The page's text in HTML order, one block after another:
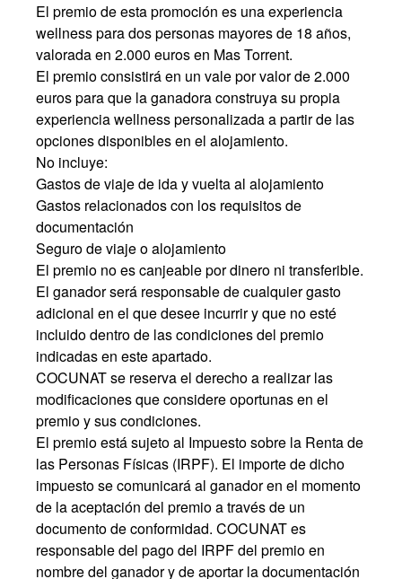
El premio de esta promoción es una experiencia
wellness para dos personas mayores de 18 años,
valorada en 2.000 euros en Mas Torrent.
El premio consistirá en un vale por valor de 2.000
euros para que la ganadora construya su propia
experiencia wellness personalizada a partir de las
opciones disponibles en el alojamiento.
No incluye:
Gastos de viaje de ida y vuelta al alojamiento
Gastos relacionados con los requisitos de
documentación
Seguro de viaje o alojamiento
El premio no es canjeable por dinero ni transferible.
El ganador será responsable de cualquier gasto
adicional en el que desee incurrir y que no esté
incluido dentro de las condiciones del premio
indicadas en este apartado.
COCUNAT se reserva el derecho a realizar las
modificaciones que considere oportunas en el
premio y sus condiciones.
El premio está sujeto al Impuesto sobre la Renta de
las Personas Físicas (IRPF). El importe de dicho
impuesto se comunicará al ganador en el momento
de la aceptación del premio a través de un
documento de conformidad. COCUNAT es
responsable del pago del IRPF del premio en
nombre del ganador y de aportar la documentación